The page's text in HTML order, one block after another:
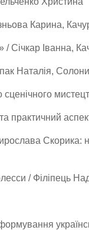
Карина,
/ Січкар Іванна,
Наталія,
сценічного
практичний
Скорика:
/ Філіпець